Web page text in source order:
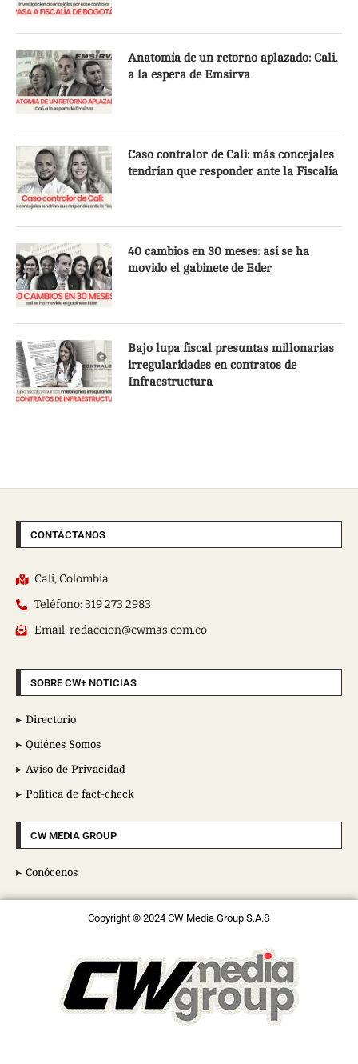
Anatomía de un retorno aplazado: Cali,
a la espera de Emsirva
Caso contralor de Cali: más concejales
tendrían que responder ante la Fiscalía
40 cambios en 30 meses: así se ha
movido el gabinete de Eder
Bajo lupa fiscal presuntas millonarias
irregularidades en contratos de
Infraestructura
CONTÁCTANOS
Cali, Colombia
Teléfono: 319 273 2983
Email: redaccion@cwmas.com.co
SOBRE CW+ NOTICIAS
Directorio
Quiénes Somos
Aviso de Privacidad
Política de fact-check
CW MEDIA GROUP
Conócenos
Copyright © 2024 CW Media Group S.A.S